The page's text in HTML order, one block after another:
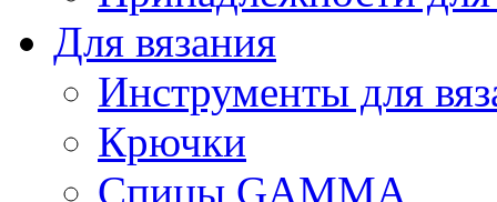
Для вязания
Инструменты для
Крючки
Спицы GAMMA